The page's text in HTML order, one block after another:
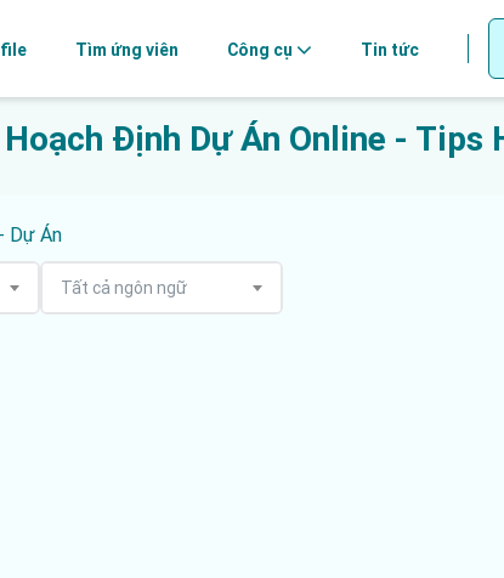
Tìm ứng viên Công cụ Tin tức
Định Dự Án Online - Tips
Dự Án
Tất cả ngôn ngữ